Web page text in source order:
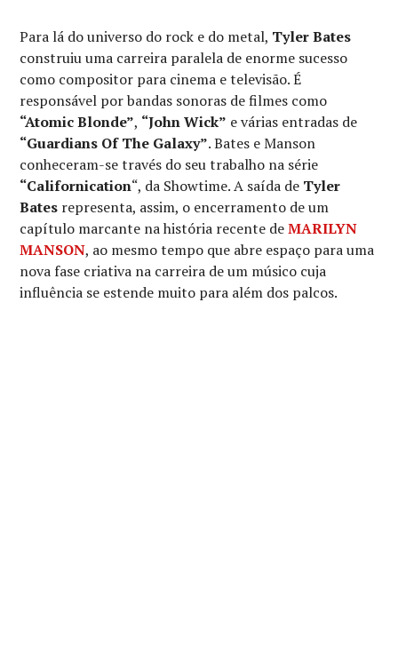
Para lá do universo do rock e do metal, Tyler Bates
construiu uma carreira paralela de enorme sucesso
como compositor para cinema e televisão. É
responsável por bandas sonoras de filmes como
“Atomic Blonde”, “John Wick” e várias entradas de
“Guardians Of The Galaxy”. Bates e Manson
conheceram-se través do seu trabalho na série
“Californication“, da Showtime. A saída de Tyler
Bates representa, assim, o encerramento de um
capítulo marcante na história recente deMARILYN
MANSON, ao mesmo tempo que abre espaço para uma
nova fase criativa na carreira de um músico cuja
influência se estende muito para além dos palcos.